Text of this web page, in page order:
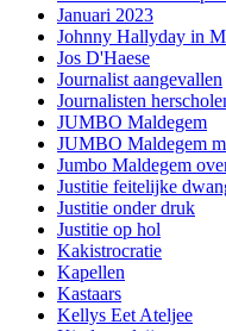
Januari 2023
Johnny Hallyday in
Jos D'Haese
Journalist aangevallen
Journalisten
JUMBO Maldegem
JUMBO Maldegem
Jumbo Maldegem
Justitie feitelijke
Justitie onder druk
Justitie op hol
Kakistrocratie
Kapellen
Kastaars
Kellys Eet Ateljee